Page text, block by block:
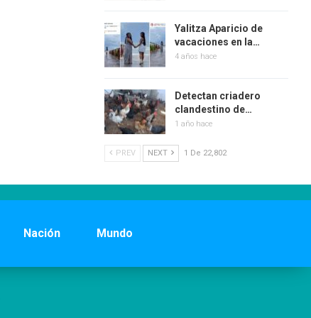
Yalitza Aparicio de
vacaciones en la…
4 años hace
Detectan criadero
clandestino de…
1 año hace
PREV NEXT 1 De 22,802
Nación Mundo